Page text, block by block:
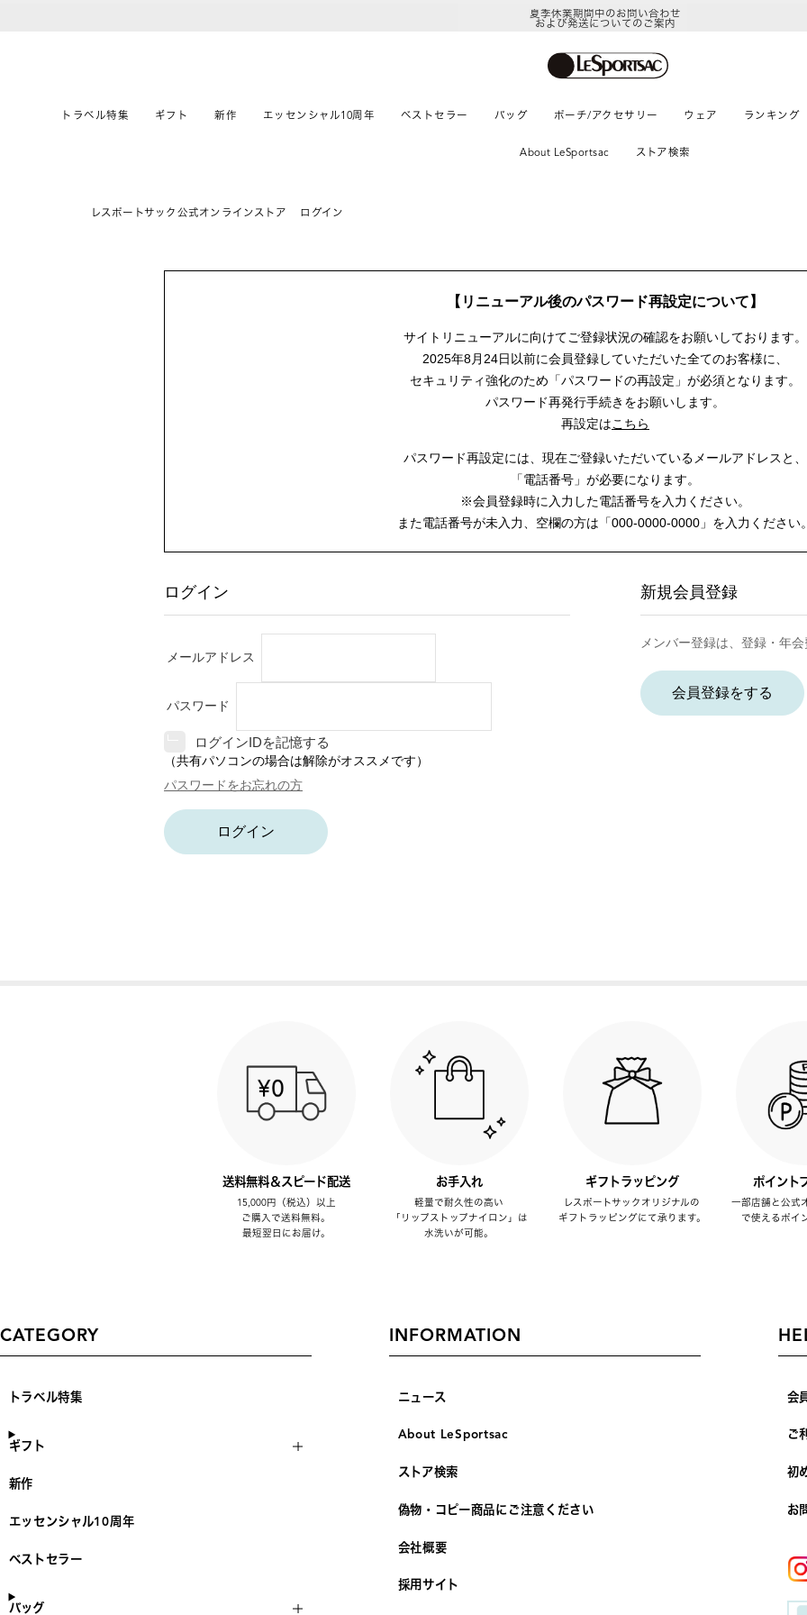
夏季休業期間中のお問い合わせ
および発送についてのご案内
トラベル特集 ギフト 新作 エッセンシャル10周年 ベストセラー バッグ ポーチ/アクセサリー ウェア ランキング
About LeSportsac ストア検索
レスポートサック公式オンラインストア ログイン
【リニューアル後のパスワード再設定について】
サイトリニューアルに向けてご登録状況の確認をお願いしております。
2025年8月24日以前に会員登録していただいた全てのお客様に、
セキュリティ強化のため「パスワードの再設定」が必須となります。
パスワード再発行手続きをお願いします。
再設定はこちら
パスワード再設定には、 現在ご登録いただいているメールアドレスと、
「電話番号」が必要になります。
※会員登録時に入力した電話番号を入力ください。
また電話番号が未入力、空欄の方は 「000-0000-0000」を入力ください。
ログイン
メールアドレス
パスワード
ログインIDを記憶する
（共有パソコンの場合は解除がオススメです）
パスワードをお忘れの方
ログイン
新規会員登録
メンバー登録は、登録・年会
会員登録をする
送料無料＆スピード配送
15,000円（税込）以上
ご購入で送料無料。
最短翌日にお届け。
お手入れ
軽量で耐久性の高い
「リップストップナイロン」は
水洗いが可能。
ギフトラッピング
レスポートサックオリジナルの
ギフトラッピングにて承ります。
ポイント
一部店舗と公式
で使えるポイ
CATEGORY
トラベル特集
ギフト
新作
エッセンシャル10周年
ベストセラー
バッグ
INFORMATION
ニュース
About LeSportsac
ストア検索
偽物・コピー商品にご注意ください
会社概要
採用サイト
会
ご
初
お